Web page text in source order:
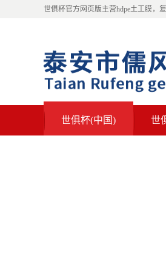
世俱杯官方网页版主营hdpe土工膜，
世俱杯(中国) 世